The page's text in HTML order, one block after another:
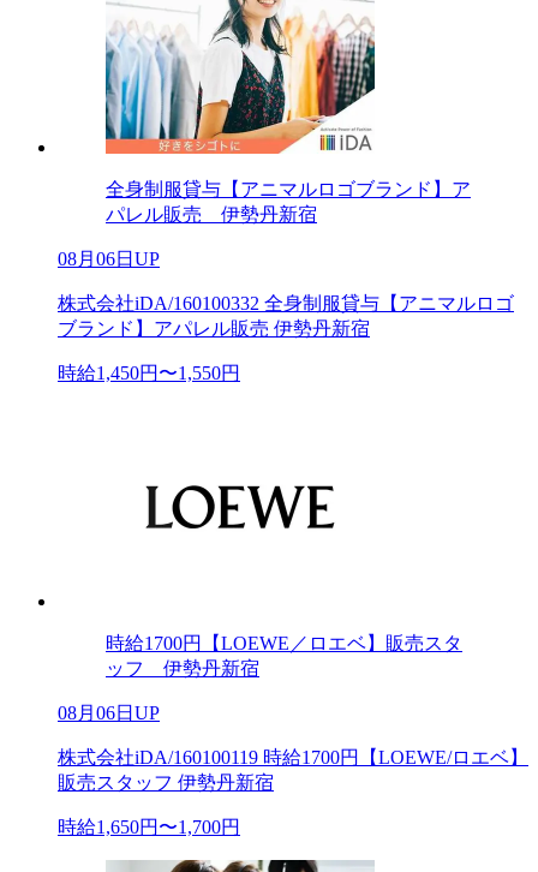
全身制服貸与【アニマルロゴブランド】ア
パレル販売 伊勢丹新宿
08月06日UP
株式会社iDA/160100332 全身制服貸与【アニマルロゴ
ブランド】アパレル販売 伊勢丹新宿
時給1,450円〜1,550円
時給1700円【LOEWE／ロエベ】販売スタ
ッフ 伊勢丹新宿
08月06日UP
株式会社iDA/160100119 時給1700円【LOEWE/ロエベ】
販売スタッフ 伊勢丹新宿
時給1,650円〜1,700円